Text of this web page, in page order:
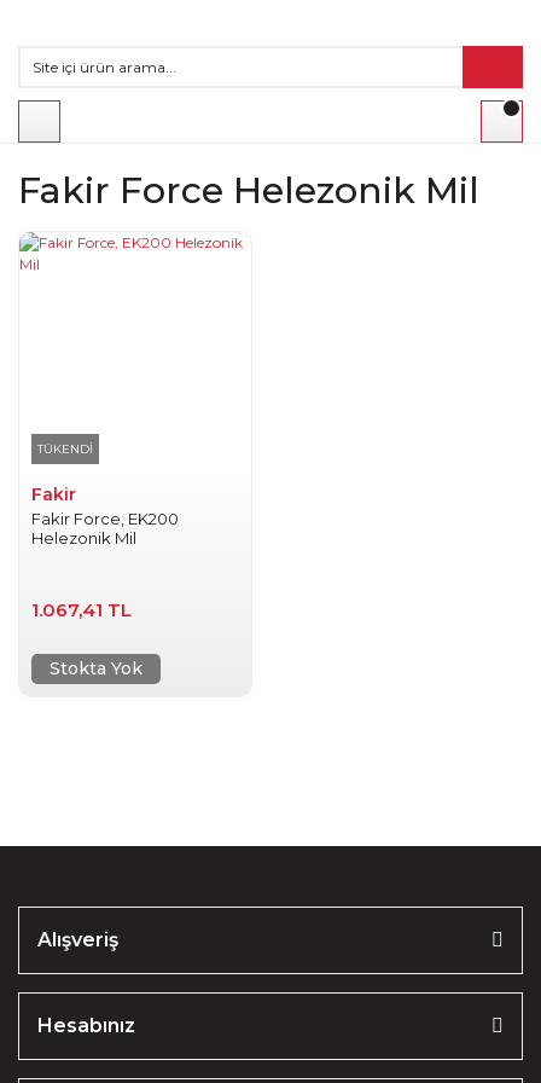
Fakir Force Helezonik Mil
TÜKENDİ
Fakir
Fakir Force, EK200
Helezonik Mil
1.067,41 TL
Stokta Yok
Alışveriş
Hesabınız